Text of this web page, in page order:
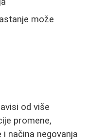
može
od više
promene,
načina negovanja